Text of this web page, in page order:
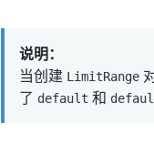
说明：
当创建 LimitRange
了 default 和